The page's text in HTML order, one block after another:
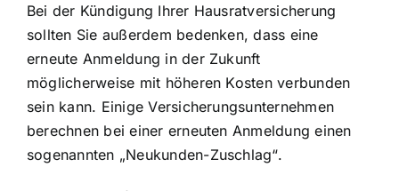
Bei der Kündigung Ihrer Hausratversicherung
sollten Sie außerdem bedenken, dass eine
erneute Anmeldung in der Zukunft
möglicherweise mit höheren Kosten verbunden
sein kann. Einige Versicherungsunternehmen
berechnen bei einer erneuten Anmeldung einen
sogenannten „Neukunden-Zuschlag“.